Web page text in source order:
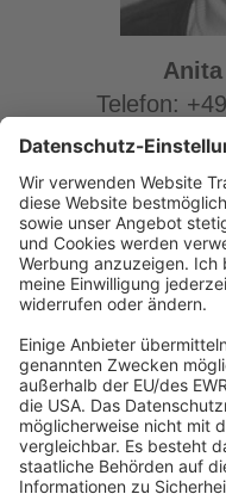
Telefon:
E-Mail: